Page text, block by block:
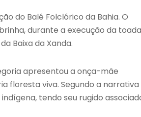
do Balé Folclórico da Bahia. O
durante a execução da toada
Baixa da Xanda.
apresentou a onça-mãe
floresta viva. Segundo a narrativa
tendo seu rugido